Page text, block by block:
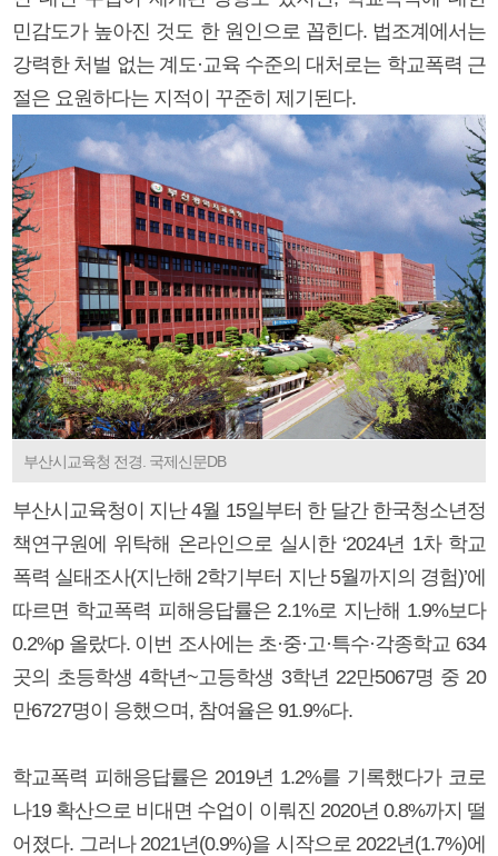
민감도가 높아진 것도 한 원인으로 꼽힌다. 법조계에서는
강력한 처벌 없는 계도·교육 수준의 대처로는 학교폭력 근
절은 요원하다는 지적이 꾸준히 제기된다.
부산시교육청 전경. 국제신문DB
부산시교육청이 지난 4월 15일부터 한 달간 한국청소년정
책연구원에 위탁해 온라인으로 실시한 ‘2024년 1차 학교
폭력 실태조사(지난해 2학기부터 지난 5월까지의 경험)’에
따르면 학교폭력 피해응답률은 2.1%로 지난해 1.9%보다
0.2%p 올랐다. 이번 조사에는 초·중·고·특수·각종학교 634
곳의 초등학생 4학년~고등학생 3학년 22만5067명 중 20
만6727명이 응했으며, 참여율은 91.9%다.
학교폭력 피해응답률은 2019년 1.2%를 기록했다가 코로
나19 확산으로 비대면 수업이 이뤄진 2020년 0.8%까지 떨
어졌다. 그러나 2021년(0.9%)을 시작으로 2022년(1.7%)에